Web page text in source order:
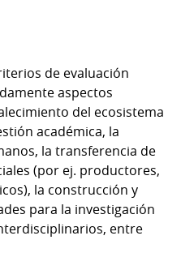
de evaluación
aspectos
del ecosistema
académica, la
la transferencia de
(por ej. productores,
la construcción y
para la investigación
entre